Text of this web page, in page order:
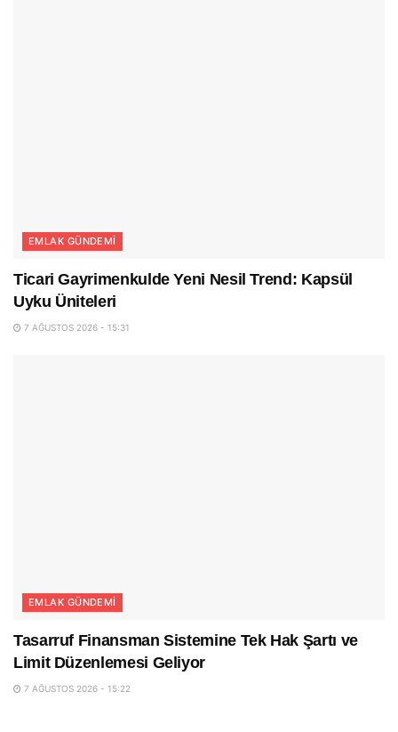
EMLAK GÜNDEMI
Ticari Gayrimenkulde Yeni Nesil Trend: Kapsül
Uyku Üniteleri
7 AĞUSTOS 2026 - 15:31
EMLAK GÜNDEMI
Tasarruf Finansman Sistemine Tek Hak Şartı ve
Limit Düzenlemesi Geliyor
7 AĞUSTOS 2026 - 15:22